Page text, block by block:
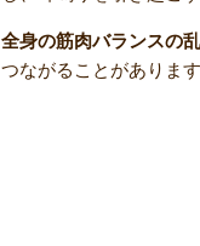
全身の筋肉バランスの
つながることがあります